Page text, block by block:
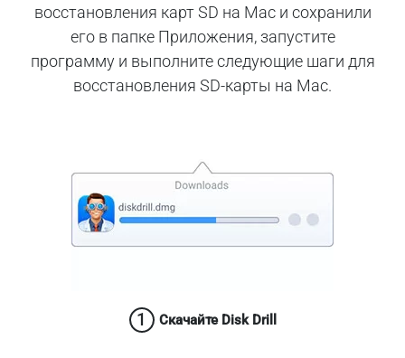
восстановления карт SD на Mac и сохранили
его в папке Приложения, запустите
программу и выполните следующие шаги для
восстановления SD-карты на Mac.
1 Скачайте Disk Drill